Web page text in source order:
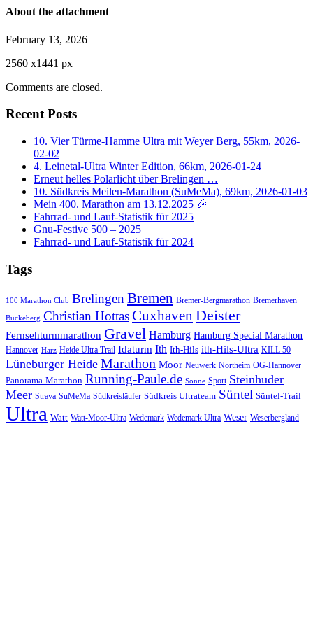
About the attachment
February 13, 2026
2560 x1441 px
Comments are closed.
Recent Posts
10. Vier Türme-Hamme Ultra mit Weyer Berg, 55km, 2026-
02-02
4. Leinetal-Ultra Winter Edition, 66km, 2026-01-24
Erneut helles Polarlicht über Brelingen …
10. Südkreis Meilen-Marathon (SuMeMa), 69km, 2026-01-03
Mein 400. Marathon am 13.12.2025 🎉
Fahrrad- und Lauf-Statistik für 2025
Gnu-Festive 500 – 2025
Fahrrad- und Lauf-Statistik für 2024
Tags
100 Marathon Club BrelingenBremen Bremer-Bergmarathon Bremerhaven
Bückeberg Christian HottasCuxhaven Deister
Fernsehturmmarathon Gravel Hamburg Hamburg Special Marathon
Hannover Harz Heide Ultra Trail Idaturm Ith Ith-Hils ith-Hils-Ultra KILL 50
Lüneburger Heide Marathon Moor Neuwerk Northeim OG-Hannover
Panorama-Marathon Running-Paule.de Sonne Sport Steinhuder
Meer Strava SuMeMa Südkreisläufer Südkreis Ultrateam Süntel Süntel-Trail
Ultra Watt Watt-Moor-Ultra Wedemark Wedemark Ultra Weser Weserbergland